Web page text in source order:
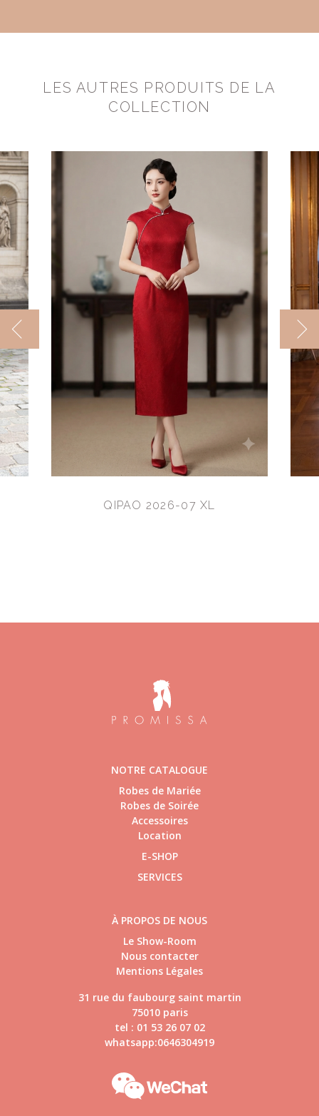
LES AUTRES PRODUITS DE LA
COLLECTION
QIPAO 2026-07 XL
NOTRE CATALOGUE
Robes de Mariée
Robes de Soirée
Accessoires
Location
E-SHOP
SERVICES
À PROPOS DE NOUS
Le Show-Room
Nous contacter
Mentions Légales
31 rue du faubourg saint martin
75010 paris
tel : 01 53 26 07 02
whatsapp:0646304919